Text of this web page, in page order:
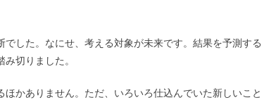
した。なにせ、考える対象が未来です。結果を予測する
切りました。
かありません。ただ、いろいろ仕込んでいた新しいこと